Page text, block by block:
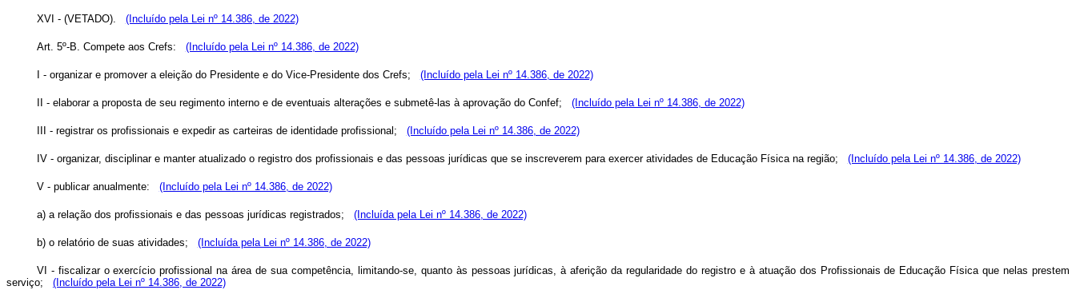
XVI - (VETADO). (Incluído pela Lei nº 14.386, de 2022)
Art. 5º-B. Compete aos Crefs: (Incluído pela Lei nº 14.386, de 2022)
I - organizar e promover a eleição do Presidente e do Vice-Presidente dos Crefs; (Incluído pela Lei nº 14.386, de 2022)
II - elaborar a proposta de seu regimento interno e de eventuais alterações e submetê-las à aprovação do Confef; (Incluído pela Lei nº 14.386, de 2022)
III - registrar os profissionais e expedir as carteiras de identidade profissional; (Incluído pela Lei nº 14.386, de 2022)
IV - organizar, disciplinar e manter atualizado o registro dos profissionais e das pessoas jurídicas que se inscreverem para exercer atividades de Educação Física na região; (Incluído pela Lei nº 14.386, de 2022)
V - publicar anualmente: (Incluído pela Lei nº 14.386, de 2022)
a) a relação dos profissionais e das pessoas jurídicas registrados; (Incluída pela Lei nº 14.386, de 2022)
b) o relatório de suas atividades; (Incluída pela Lei nº 14.386, de 2022)
VI - fiscalizar o exercício profissional na área de sua competência, limitando-se, quanto às pessoas jurídicas, à aferição da regularidade do registro e à atuação dos Profissionais de Educação Física que nelas prestem
serviço; (Incluído pela Lei nº 14.386, de 2022)